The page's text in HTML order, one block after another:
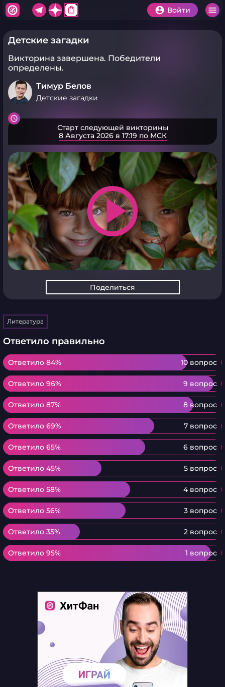
shopping_bag Войти
Детские загадки
Викторина завершена. Победители
определены.
Тимур Белов
Детские загадки
Старт следующей викторины
8 Августа 2026 в 17:19 по МСК
play_arrow
Поделиться
Литература
Ответило правильно
Ответило 84% 10 вопрос
Ответило 84%
Ответило 96% 9 вопрос
Ответило 96%
Ответило 87% 8 вопрос
Ответило 87%
Ответило 69% 7 вопрос
Ответило 69%
Ответило 65% 6 вопрос
Ответило 65%
Ответило 45% 5 вопрос
Ответило 45%
Ответило 58% 4 вопрос
Ответило 58%
Ответило 56% 3 вопрос
Ответило 56%
Ответило 35% 2 вопрос
Ответило 35%
Ответило 95% 1 вопрос
Ответило 95%